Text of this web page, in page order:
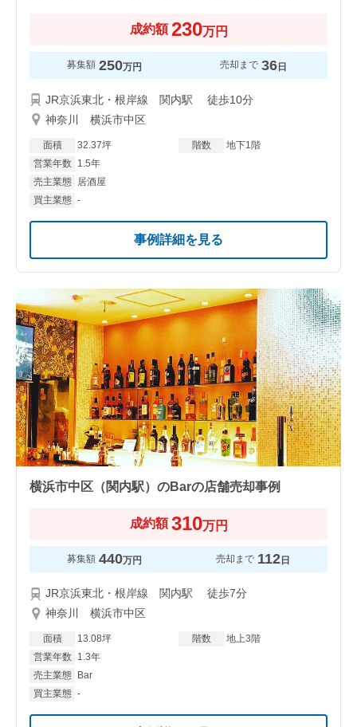
成約額 230万円
募集額 250万円 売却まで 36日
JR京浜東北・根岸線 関内駅 徒歩10分
神奈川 横浜市中区
面積 32.37坪 階数
地下1階
営業年数
1.5年
売主業態
居酒屋
買主業態 -
事例詳細を見る
横浜市中区（関内駅）のBarの店舗売却事例
成約額 310万円
募集額 440万円 売却まで 112 日
JR京浜東北・根岸線 関内駅 徒歩7分
神奈川 横浜市中区
面積 13.08坪 階数
地上3階
営業年数
1.3年
売主業態
Bar
買主業態 -